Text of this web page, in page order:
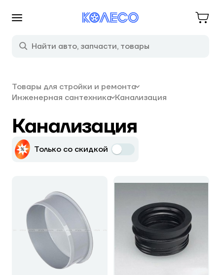
Товары для стройки и ремонта
Инженерная сантехника Канализация
Канализация
Только со скидкой